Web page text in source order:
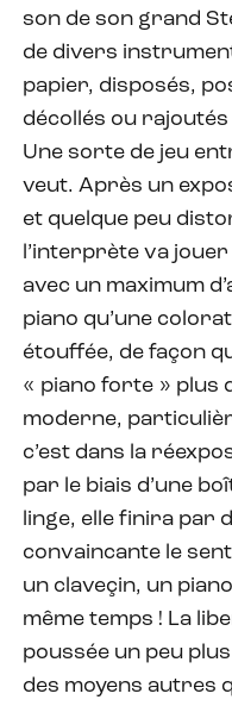
son de son grand
de divers
papier, disposés,
décollés ou
Une sorte de jeu
veut. Après un
et quelque peu
l’interprète va
avec un maximum
piano qu’une
étouffée, de façon
« piano forte » plus
moderne,
c’est dans la
par le biais d’une
linge, elle finira par
convaincante le
un claveçin, un
même temps ! La
poussée un peu
des moyens autres